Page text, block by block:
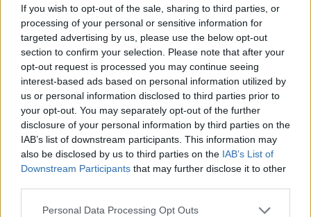
If you wish to opt-out of the sale, sharing to third parties, or
processing of your personal or sensitive information for
targeted advertising by us, please use the below opt-out
section to confirm your selection. Please note that after your
opt-out request is processed you may continue seeing
interest-based ads based on personal information utilized by
us or personal information disclosed to third parties prior to
your opt-out. You may separately opt-out of the further
disclosure of your personal information by third parties on the
IAB’s list of downstream participants. This information may
also be disclosed by us to third parties on the IAB’s List of
Downstream Participants that may further disclose it to other
Please note that this website/app uses one or more Google
Personal Data Processing Opt Outs
F
a
ce
b
o
o
k
T
w
it
te
r
Pi
n
te
re
st
W
h
at
s
A
p
p
S
h
a
re
Articolo precedente
Prossimo articolo
NOTIZIE RECENTI
“Sul filo del discorso”: sold out ad Olbia per il